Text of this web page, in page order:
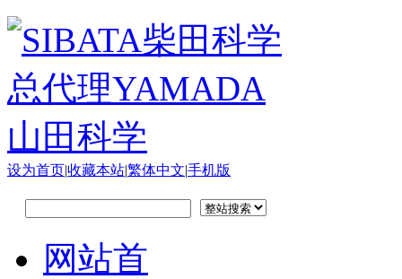
设为首页|收藏本站|繁体中文|手机版
网站首